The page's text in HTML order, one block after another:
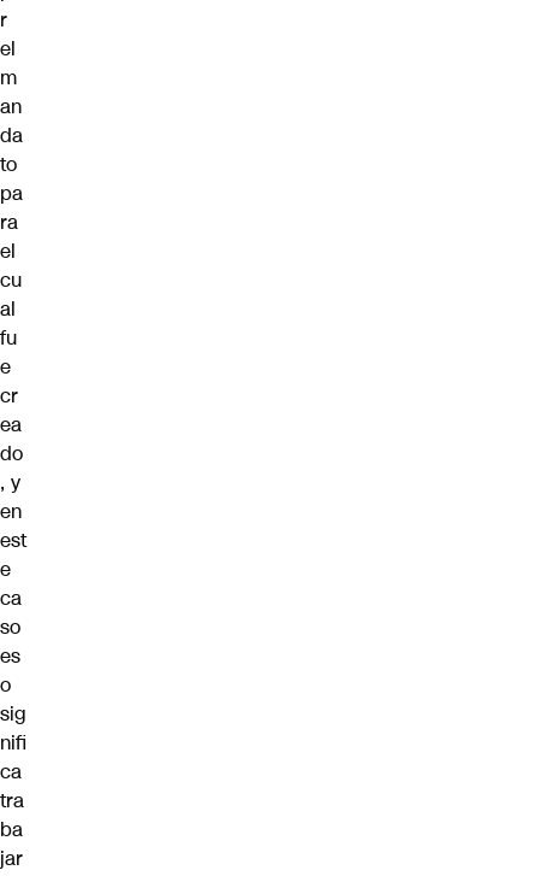
r
el
m
an
da
to
pa
ra
el
cu
al
fu
e
cr
ea
do
, y
en
est
e
ca
so
es
o
sig
nifi
ca
tra
ba
jar